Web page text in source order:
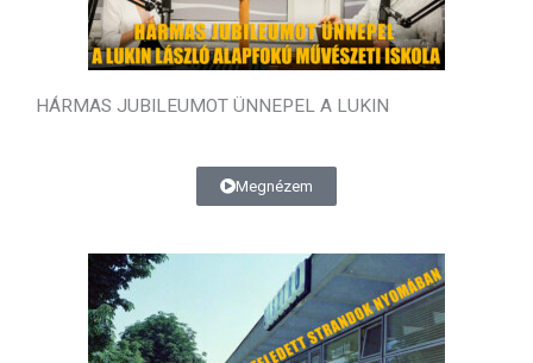
HÁRMAS JUBILEUMOT ÜNNEPEL A LUKIN
Megnézem